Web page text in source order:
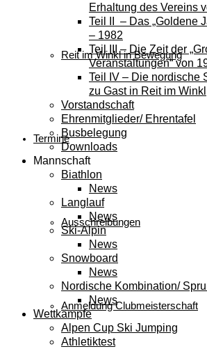
Reit im Winkl in Bewegung
Termine
Ausschreibungen
Anmeldung Clubmeisterschaft
Erhaltung des Vereins
Teil II – Das „Goldene
– 1982
Teil III – Die Zeit der
Veranstaltungen“ von
Teil IV – Die nordische
zu Gast in Reit im Winkl
Vorstandschaft
Ehrenmitglieder/ Ehrentafel
Busbelegung
Downloads
Mannschaft
Biathlon
News
Langlauf
News
Ski-Alpin
News
Snowboard
News
Nordische Kombination/
News
Wettkämpfe
Alpen Cup Ski Jumping
Athletiktest